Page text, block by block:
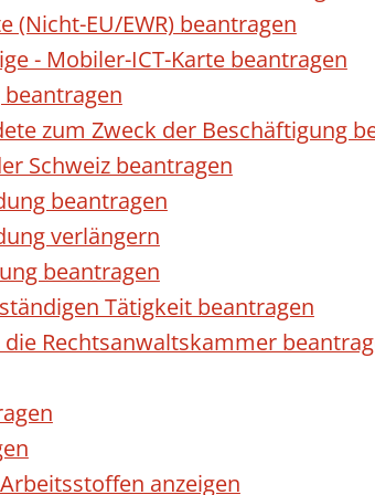
EU/EWR) beantragen
- Mobiler-ICT-Karte beantragen
zum Zweck der Beschäftigung
Schweiz beantragen
beantragen
verlängern
beantragen
Tätigkeit beantragen
Rechtsanwaltskammer
anzeigen